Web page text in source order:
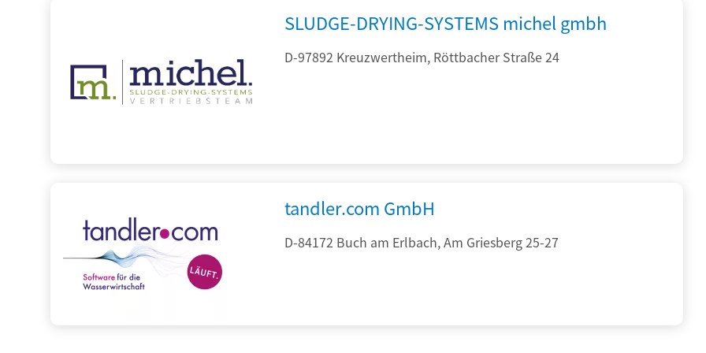
SLUDGE-DRYING-SYSTEMS michel gmbh
D-97892 Kreuzwertheim, Röttbacher Straße 24
tandler.com GmbH
D-84172 Buch am Erlbach, Am Griesberg 25-27